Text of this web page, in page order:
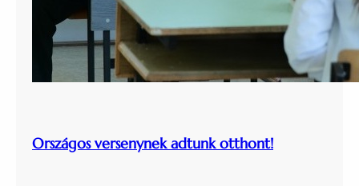
Országos versenynek adtunk otthont!